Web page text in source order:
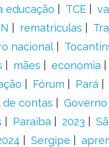
educação
TCE
rematrículas
nacional
mães economia
Fórum Pará
de contas
Paraíba 2023
Sergipe